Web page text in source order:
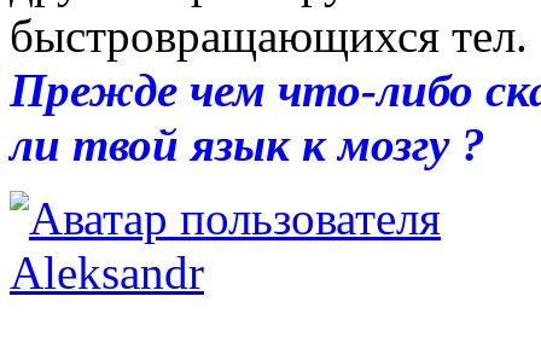
быстровращающихся тел.
Прежде чем что-либо
ли твой язык к мозгу ?
Aleksandr